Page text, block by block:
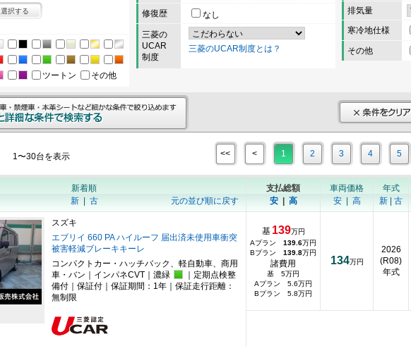
選択する
ツートン
その他
修復歴
なし
三菱の
UCAR
制度
三菱のUCAR制度とは？
排気量
寒冷地仕様
その他
1〜30台を表示 << < 1 2 3 4 5
新着順
新| 古 元の並び順に戻す
支払総額
安| 高
車両価格
安| 高
年式
新
古
スズキ
エブリイ 660 PA ハイルーフ 届出済未使用車衝突
被害軽減ブレーキキーレ
コンパクトカー・ハッチバック、軽自動車、商用
車・バン｜インパネCVT｜濃緑
｜定期点検整
備付｜保証付｜保証期間：1年｜保証走行距離：
無制限
基 139万円
Aプラン 139.6万円
Bプラン 139.8万円
諸費用
基 5万円
Aプラン 5.6万円
Bプラン 5.8万円
134万円
2026
(R08)
年式